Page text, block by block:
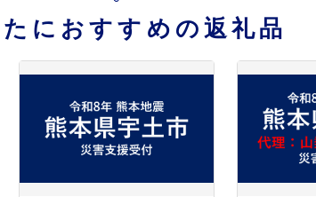
におすすめの返礼品